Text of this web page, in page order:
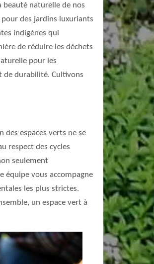
beauté naturelle de nos
des jardins luxuriants
indigènes qui
de réduire les déchets
pour les
de durabilité. Cultivons
des espaces verts ne se
respect des cycles
seulement
équipe vous accompagne
les plus strictes.
un espace vert à